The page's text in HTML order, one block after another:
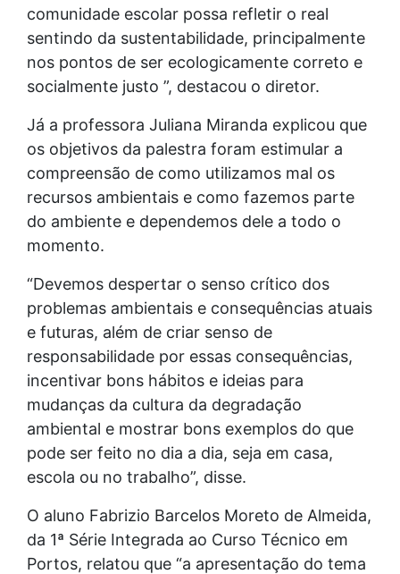
comunidade escolar possa refletir o real
sentindo da sustentabilidade, principalmente
nos pontos de ser ecologicamente correto e
socialmente justo ”, destacou o diretor.
Já a professora Juliana Miranda explicou que
os objetivos da palestra foram estimular a
compreensão de como utilizamos mal os
recursos ambientais e como fazemos parte
do ambiente e dependemos dele a todo o
momento.
“Devemos despertar o senso crítico dos
problemas ambientais e consequências atuais
e futuras, além de criar senso de
responsabilidade por essas consequências,
incentivar bons hábitos e ideias para
mudanças da cultura da degradação
ambiental e mostrar bons exemplos do que
pode ser feito no dia a dia, seja em casa,
escola ou no trabalho”, disse.
O aluno Fabrizio Barcelos Moreto de Almeida,
da 1ª Série Integrada ao Curso Técnico em
Portos, relatou que “a apresentação do tema